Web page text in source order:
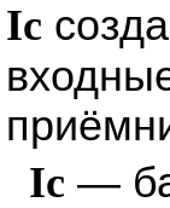
Ic
Ic —